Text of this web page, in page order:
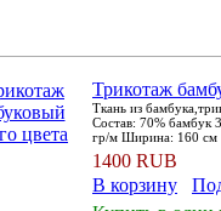
Трикотаж
Ткань из
Состав: 70% бамбук
гр/м Ширина: 160 см
1400 RUB
В корзину